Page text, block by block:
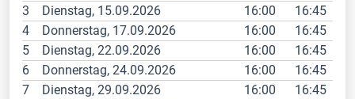
3
Dienstag, 15.09.2026 16:00
16:45
4
Donnerstag, 17.09.2026 16:00
16:45
5
Dienstag, 22.09.2026 16:00
16:45
6
Donnerstag, 24.09.2026 16:00
16:45
7
Dienstag, 29.09.2026 16:00
16:45